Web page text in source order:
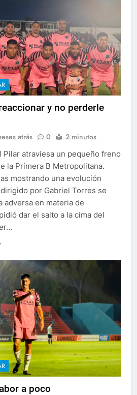
y no perderle
atrás 0 2 minutos
Pilar atraviesa un pequeño freno
la Primera B Metropolitana.
mostrando una evolución
por Gabriel Torres se
adversa en materia de
dar el salto a la cima del
a poco